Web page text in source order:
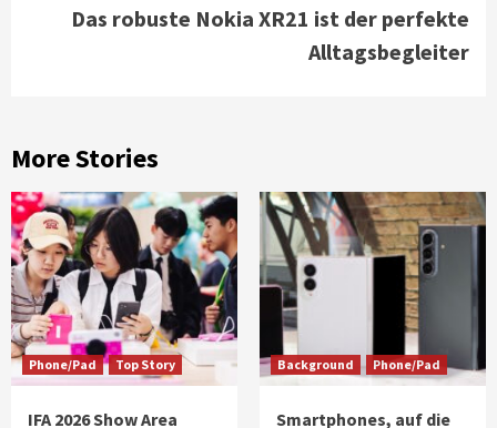
Das robuste Nokia XR21 ist der perfekte
Alltagsbegleiter
More Stories
Phone/Pad Top Story
IFA 2026 Show Area
Background Phone/Pad
Smartphones, auf die